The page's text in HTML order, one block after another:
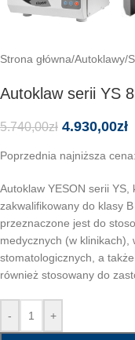
Strona główna/Autoklawy/
Autoklaw serii YS
5.740,00zł 4.930,00zł
Poprzednia najniższa cena:
Autoklaw YESON serii
zakwalifikowany do klasy
przeznaczone jest do
medycznych (w klinikach),
stomatologicznych, a
również stosowany do
- +